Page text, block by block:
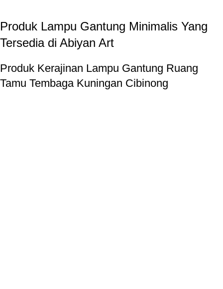
Produk Lampu Gantung Minimalis Yang
Tersedia di Abiyan Art
Produk Kerajinan Lampu Gantung Ruang
Tamu Tembaga Kuningan Cibinong